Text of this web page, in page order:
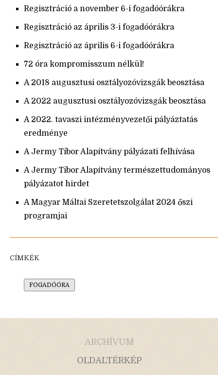
Regisztráció a november 6-i fogadóórákra
Regisztráció az április 3-i fogadóórákra
Regisztráció az április 6-i fogadóórákra
72 óra kompromisszum nélkül!
A 2018 augusztusi osztályozóvizsgák beosztása
A 2022 augusztusi osztályozóvizsgák beosztása
A 2022. tavaszi intézményvezetői pályáztatás
eredménye
A Jermy Tibor Alapítvány pályázati felhívása
A Jermy Tibor Alapítvány természettudományos
pályázatot hirdet
A Magyar Máltai Szeretetszolgálat 2024 őszi
programjai
CÍMKÉK
FOGADÓÓRA
ARCHÍVUM
OLDALTÉRKÉP